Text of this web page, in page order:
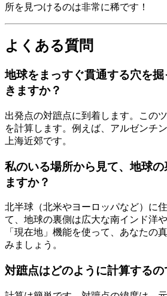
所を見つけるのは非常に稀です！
よくある質問
地球をまっすぐ貫通する穴を
きますか？
出発点の対蹠点に到着します。この
を計算します。例えば、アルゼンチ
上海近郊です。
私のいる場所から見て、地球の
ますか？
北半球（北米やヨーロッパなど）に
て、地球の裏側は広大な南インド洋
「現在地」機能を使って、あなたの
みましょう。
対蹠点はどのように計算するの